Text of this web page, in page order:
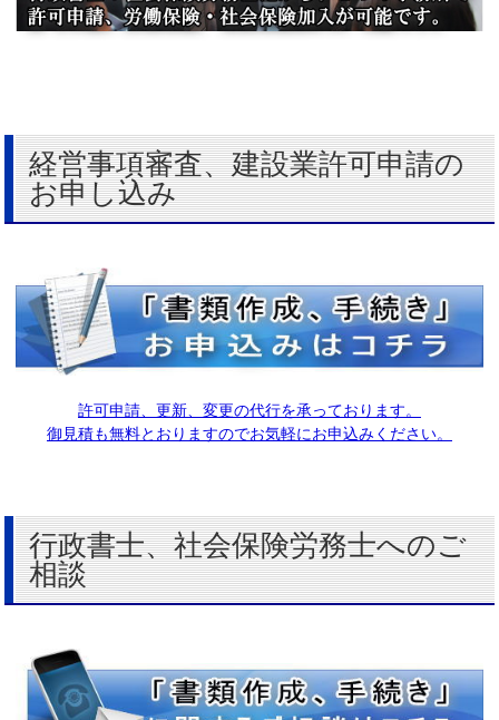
経営事項審査、建設業許可申請の
お申し込み
許可申請、更新、変更の代行を承っております。
御見積も無料とおりますのでお気軽にお申込みください。
行政書士、社会保険労務士へのご
相談